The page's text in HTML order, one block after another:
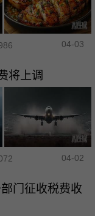
04-03
将上调
04-02
门征收税费收